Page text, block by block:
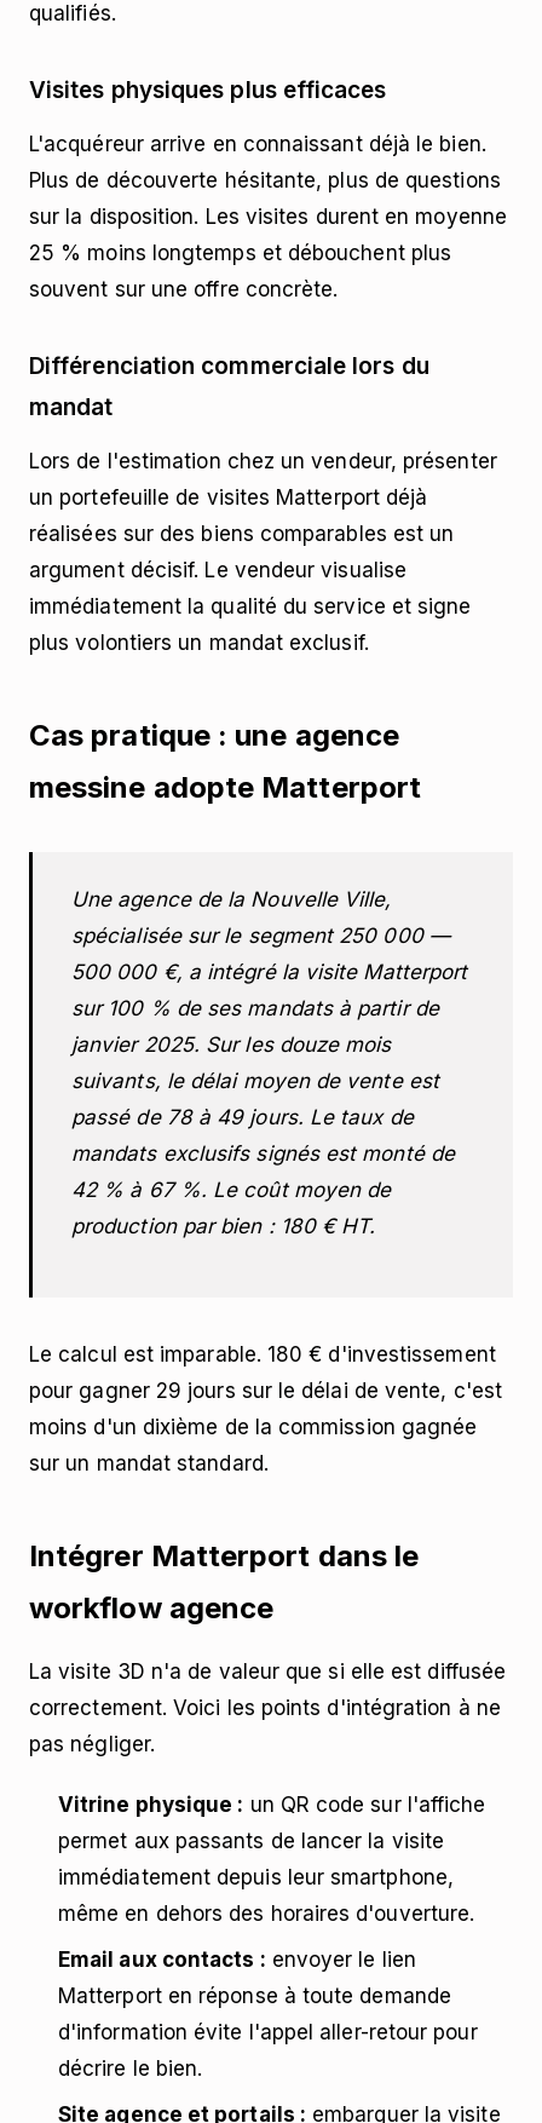
qualifiés.
Visites physiques plus efficaces
L'acquéreur arrive en connaissant déjà le bien.
Plus de découverte hésitante, plus de questions
sur la disposition. Les visites durent en moyenne
25 % moins longtemps et débouchent plus
souvent sur une offre concrète.
Différenciation commerciale lors du
mandat
Lors de l'estimation chez un vendeur, présenter
un portefeuille de visites Matterport déjà
réalisées sur des biens comparables est un
argument décisif. Le vendeur visualise
immédiatement la qualité du service et signe
plus volontiers un mandat exclusif.
Cas pratique : une agence
messine adopte Matterport
Une agence de la Nouvelle Ville,
spécialisée sur le segment 250 000 —
500 000 €, a intégré la visite Matterport
sur 100 % de ses mandats à partir de
janvier 2025. Sur les douze mois
suivants, le délai moyen de vente est
passé de 78 à 49 jours. Le taux de
mandats exclusifs signés est monté de
42 % à 67 %. Le coût moyen de
production par bien : 180 € HT.
Le calcul est imparable. 180 € d'investissement
pour gagner 29 jours sur le délai de vente, c'est
moins d'un dixième de la commission gagnée
sur un mandat standard.
Intégrer Matterport dans le
workflow agence
La visite 3D n'a de valeur que si elle est diffusée
correctement. Voici les points d'intégration à ne
pas négliger.
Vitrine physique : un QR code sur l'affiche
permet aux passants de lancer la visite
immédiatement depuis leur smartphone,
même en dehors des horaires d'ouverture.
Email aux contacts : envoyer le lien
Matterport en réponse à toute demande
d'information évite l'appel aller-retour pour
décrire le bien.
Site agence et portails : embarquer la visite